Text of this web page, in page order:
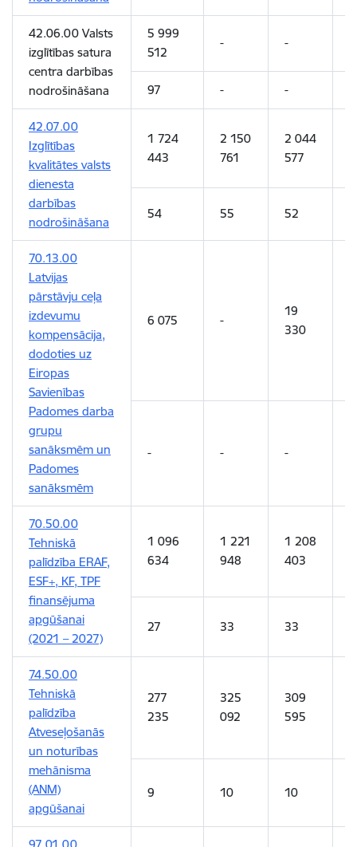
42.06.00 Valsts
izglītības satura
centra darbības
nodrošināšana
5 999
512
- -
97 - -
42.07.00
Izglītības
kvalitātes valsts
dienesta
darbības
nodrošināšana
1 724
443
2 150
761
2 044
577
54 55 52
70.13.00
Latvijas
pārstāvju ceļa
izdevumu
kompensācija,
dodoties uz
Eiropas
Savienības
Padomes darba
grupu
sanāksmēm un
Padomes
sanāksmēm
6 075 -
19
330
- - -
70.50.00
Tehniskā
palīdzība ERAF,
ESF+, KF, TPF
finansējuma
apgūšanai
(2021 – 2027)
1 096
634
1 221
948
1 208
403
27 33 33
74.50.00
Tehniskā
palīdzība
Atveseļošanās
un noturības
mehānisma
(ANM)
apgūšanai
277
235
325
092
309
595
9 10 10